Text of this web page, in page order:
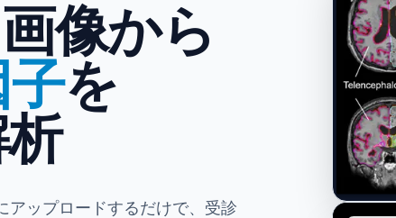
像から
を
アップロードするだけで、受診